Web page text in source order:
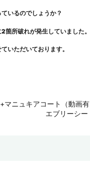
いるのでしょうか？
箇所破れが発生していました。
いただいております。
ニュキアコート（動画有
エブリーシ